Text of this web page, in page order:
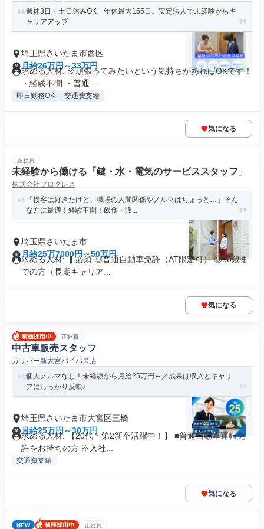
週休3日・土日休みOK、年休最大155日。安定法人で未経験からキ
ャリアアップ
埼玉県さいたま市西区
月給26万円～33万円
求める人材: ※頑張ってみたいという気持ちがあればOKです！
・経験不問 ・普通...
即日勤務OK 交通費支給
気になる
正社員
未経験から働ける「鍵・水・電気のサービススタッフ」
株式会社プログレス
「接客は好きだけど、職場の人間関係やノルマはちょっと…」そん
な方に最適！経験不問！飲食・販...
埼玉県さいたま市
月給25万7000円～50万円
求める人材: ▍必須 ◎普通自動車免許（AT限定可） ◎50歳ま
での方（長期キャリア...
気になる
正社員
中古車販売スタッフ
ガリバー新大宮バイパス店
個人ノルマなし！未経験から月給25万円～／成果は収入とキャリ
アにしっかり反映♪
埼玉県さいたま市大宮区三橋
月給25万円～30万円
求める人材: 【20代・第2新卒活躍中！】 ■普通自動車運転免
許をお持ちの方 ※入社...
交通費支給
気になる
NEW 正社員